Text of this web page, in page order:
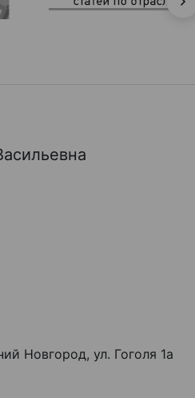
Новгород, ул. Гоголя 1а